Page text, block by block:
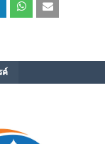
ค์​